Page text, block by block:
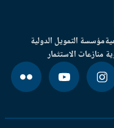
التمويل الدولية
الاستثمار